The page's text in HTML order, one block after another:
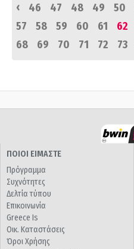
‹
46 47 48 49 50
57
58 59 60 61 62
68
69 70 71 72 73
ΠΟΙΟΙ ΕΙΜΑΣΤΕ
Πρόγραμμα
Συχνότητες
Δελτία τύπου
Επικοινωνία
Greece Is
Οικ. Καταστάσεις
Όροι Χρήσης